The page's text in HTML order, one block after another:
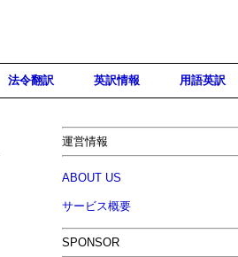
法令翻訳 英訳情報 用語英訳
運営情報
ABOUT US
サービス概要
SPONSOR